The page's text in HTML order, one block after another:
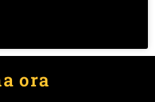
ora